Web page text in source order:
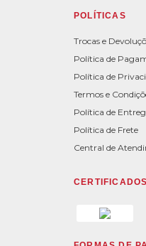
POLÍTICAS
Trocas e
Política de
Política de
Termos e
Política de
Política de Frete
Central de